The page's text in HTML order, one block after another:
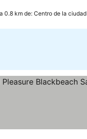
a 0.8 km de: Centro de la ciudad